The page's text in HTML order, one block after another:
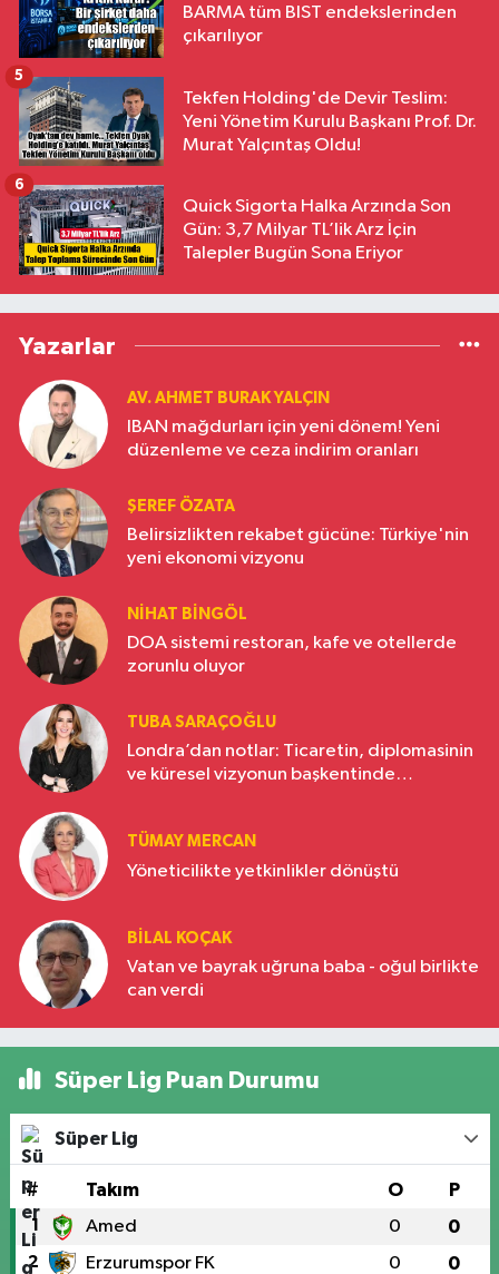
BARMA tüm BIST endekslerinden
çıkarılıyor
Tekfen Holding'de Devir Teslim:
Yeni Yönetim Kurulu Başkanı Prof. Dr.
Murat Yalçıntaş Oldu!
5
Quick Sigorta Halka Arzında Son
Gün: 3,7 Milyar TL’lik Arz İçin
Talepler Bugün Sona Eriyor
6
Yazarlar
AV. AHMET BURAK YALÇIN
IBAN mağdurları için yeni dönem! Yeni
düzenleme ve ceza indirim oranları
ŞEREF ÖZATA
Belirsizlikten rekabet gücüne: Türkiye'nin
yeni ekonomi vizyonu
NIHAT BINGÖL
DOA sistemi restoran, kafe ve otellerde
zorunlu oluyor
TUBA SARAÇOĞLU
Londra’dan notlar: Ticaretin, diplomasinin
ve küresel vizyonun başkentinde
TÜMAY MERCAN
Yöneticilikte yetkinlikler dönüştü
BILAL KOÇAK
Vatan ve bayrak uğruna baba - oğul birlikte
can verdi
Süper Lig Puan Durumu
Süper Lig
# Takım O P
1 Amed 0 0
2 Erzurumspor FK 0 0